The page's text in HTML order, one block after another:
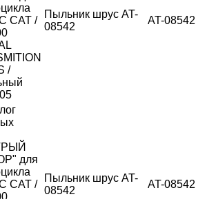
Пыльник шрус AT-
08542
AT-08542
Пыльник шрус AT-
08542
AT-08542